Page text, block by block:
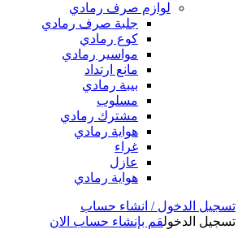
لوازم صرف رمادي
جلبة صرف رمادي
كوع رمادي
مواسير رمادي
مانع ارتداد
بيبة رمادي
مسلوب
مشترك رمادي
هواية رمادي
غراء
عازل
هواية رمادي
تسجيل الدخول / انشاء حساب
تسجيل الدخولقم بإنشاء حساب الان